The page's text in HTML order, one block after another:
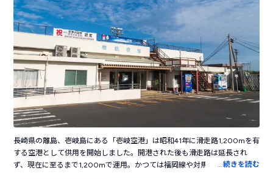
長崎県の離島、壱岐島にある「壱岐空港」は昭和41年に滑走路1,200mを有
する空港として供用を開始しました。開港された後も滑走路は延長され
ず、現在に至るまで1,200mで運用。かつては福岡線や対馬線が就航してい
…続きを読む